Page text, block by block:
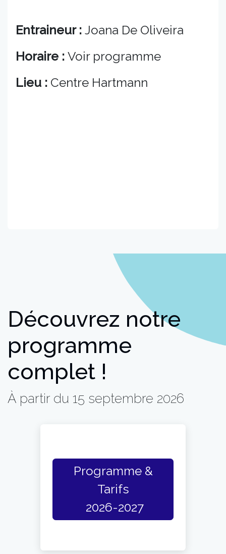
Entraineur : Joana De Oliveira
Horaire : Voir programme
Lieu : Centre Hartmann
Découvrez notre
programme
complet !
À partir du 15 septembre 2026
Programme &
Tarifs
2026-2027